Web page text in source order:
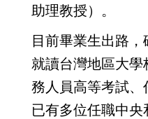
助理教授）。
目前畢業生出路，
就讀台灣地區大
務人員高等考試、
已有多位任職中